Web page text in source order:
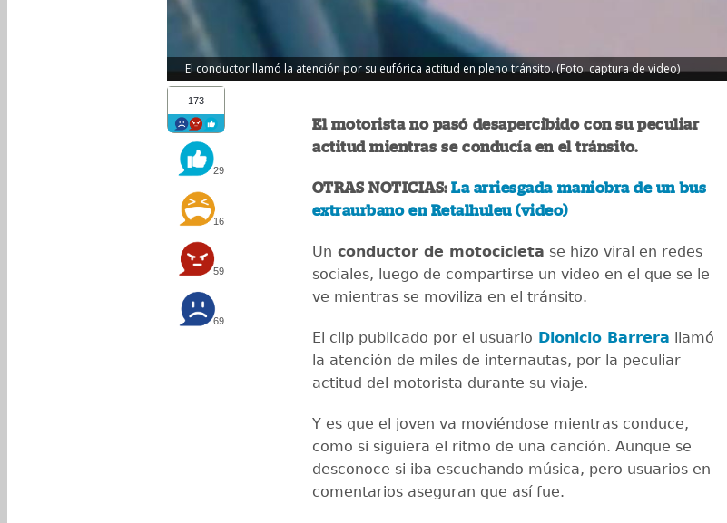
El conductor llamó la atención por su eufórica actitud en pleno tránsito. (Foto: captura de video)
173
29
16
59
69
El motorista no pasó desapercibido con su peculiar
actitud mientras se conducía en el tránsito.
OTRAS NOTICIAS:La arriesgada maniobra de un bus
extraurbano en Retalhuleu (video)
Un conductor de motocicleta se hizo viral en redes
sociales, luego de compartirse un video en el que se le
ve mientras se moviliza en el tránsito.
El clip publicado por el usuario Dionicio Barrera llamó
la atención de miles de internautas, por la peculiar
actitud del motorista durante su viaje.
Y es que el joven va moviéndose mientras conduce,
como si siguiera el ritmo de una canción. Aunque se
desconoce si iba escuchando música, pero usuarios en
comentarios aseguran que así fue.